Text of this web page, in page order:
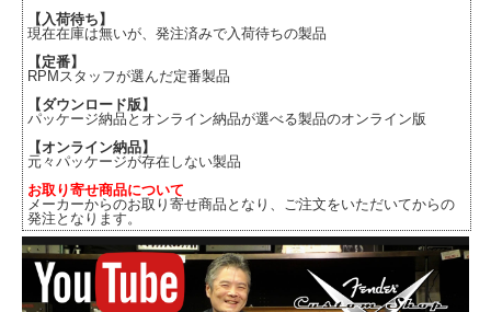
【入荷待ち】
現在在庫は無いが、発注済みで入荷待ちの製品
【定番】
RPMスタッフが選んだ定番製品
【ダウンロード版】
パッケージ納品とオンライン納品が選べる製品のオンライン版
【オンライン納品】
元々パッケージが存在しない製品
お取り寄せ商品について
メーカーからのお取り寄せ商品となり、ご注文をいただいてからの
発注となります。